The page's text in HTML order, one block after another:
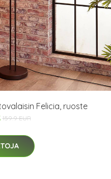
Felicia, ruoste
159.9 EUR